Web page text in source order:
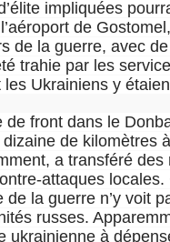
impliquées
de
de la guerre, avec
trahie par les
Ukrainiens y
front dans le
de kilomètres
a transféré des
attaques locales.
de la guerre n’y voit
russes.
ukrainienne à